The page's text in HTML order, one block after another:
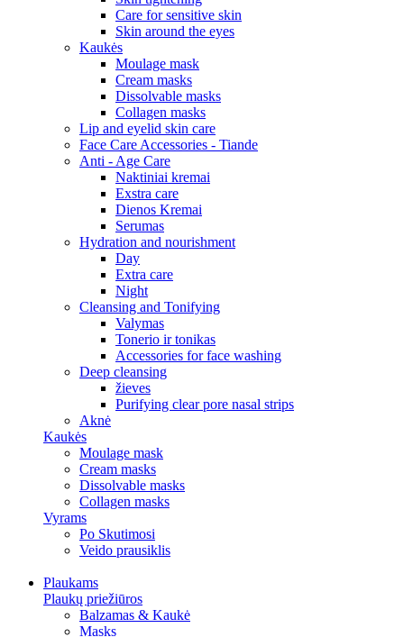
Care for sensitive skin
Skin around the eyes
Kaukės
Moulage mask
Cream masks
Dissolvable masks
Collagen masks
Lip and eyelid skin care
Face Care Accessories - Tiande
Anti - Age Care
Naktiniai kremai
Exstra care
Dienos Kremai
Serumas
Hydration and nourishment
Day
Extra care
Night
Cleansing and Tonifying
Valymas
Tonerio ir tonikas
Accessories for face washing
Deep cleansing
žieves
Purifying clear pore nasal strips
Aknė
Kaukės
Moulage mask
Cream masks
Dissolvable masks
Collagen masks
Vyrams
Po Skutimosi
Veido prausiklis
Plaukams
Plaukų priežiūros
Balzamas & Kaukė
Masks